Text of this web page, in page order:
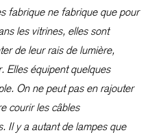
fabrique ne fabrique que pour
les vitrines, elles sont
de leur rais de lumière,
Elles équipent quelques
On ne peut pas en rajouter
courir les câbles
Il y a autant de lampes que